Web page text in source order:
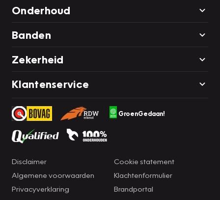
Onderhoud
Banden
Zekerheid
Klantenservice
GroenGedaan!
Disclaimer
Algemene voorwaarden
Privacyverklaring
Cookie statement
Klachtenformulier
Brandportal